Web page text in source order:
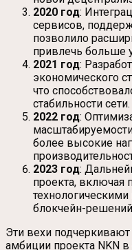
2020 год:
сервисов,
позволило
привлечь больше
2021 год:
экономического
что
стабильности сети.
2022 год:
более высокие
2023 год:
проекта, включая
блокчейн-
Эти вехи
амбиции проекта NKN